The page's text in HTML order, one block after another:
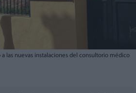
a las nuevas instalaciones del consultorio médico